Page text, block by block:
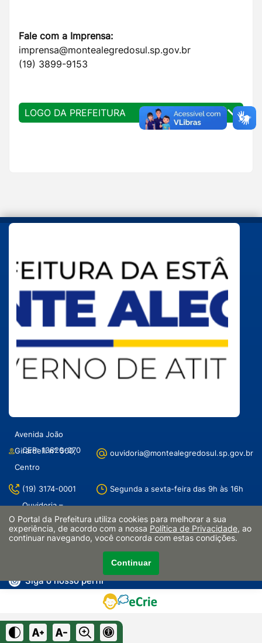
Fale com a Imprensa:
imprensa@montealegredosul.sp.gov.br
(19) 3899-9153
LOGO DA PREFEITURA
Avenida João
Girardelli n° 500,
Centro
CEP: 13820-070 ouvidoria@montealegredosul.sp.gov.br
(19) 3174-0001
Segunda a sexta-feira das 9h às 16h
Ouvidoria –
Responsável: Rita
de Cássia
Antonacci
Curta a nossa página
Siga o nosso perfil
O Portal da Prefeitura utiliza cookies para melhorar a sua
experiência, de acordo com a nossa Política de Privacidade, ao
continuar navegando, você concorda com estas condições.
Continuar